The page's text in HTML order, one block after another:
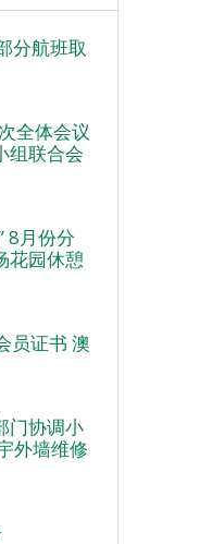
分航班取
全体会议
组联合会
8月份分
花园休憩
员证书 澳
门协调小
外墙维修